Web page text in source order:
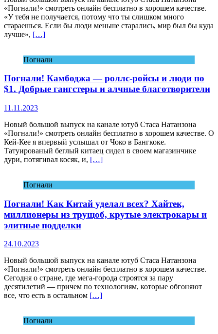
«Погнали!» смотреть онлайн бесплатно в хорошем качестве.
«У тебя не получается, потому что ты слишком много
стараешься. Если бы люди меньше старались, мир был бы куда
лучше», […]
Погнали
Погнали! Камбоджа — роллс-ройсы и люди по
$1. Добрые гангстеры и алчные благотворители
11.11.2023
Новый большой выпуск на канале ютуб Стаса Натанзона
«Погнали!» смотреть онлайн бесплатно в хорошем качестве. О
Кей-Кее я впервый услышал от Чоко в Бангкоке.
Татуированый беглый китаец сидел в своем магазинчике
дури, потягивал косяк, и, […]
Погнали
Погнали! Как Китай уделал всех? Хайтек,
миллионеры из трущоб, крутые электрокары и
элитные подделки
24.10.2023
Новый большой выпуск на канале ютуб Стаса Натанзона
«Погнали!» смотреть онлайн бесплатно в хорошем качестве.
Сегодня о стране, где мега-города строятся за пару
десятилетий — причем по технологиям, которые обгоняют
все, что есть в остальном […]
Погнали